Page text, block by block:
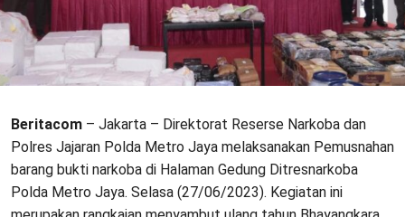
Beritacom – Jakarta – Direktorat Reserse Narkoba dan
Polres Jajaran Polda Metro Jaya melaksanakan Pemusnahan
barang bukti narkoba di Halaman Gedung Ditresnarkoba
Polda Metro Jaya. Selasa (27/06/2023). Kegiatan ini